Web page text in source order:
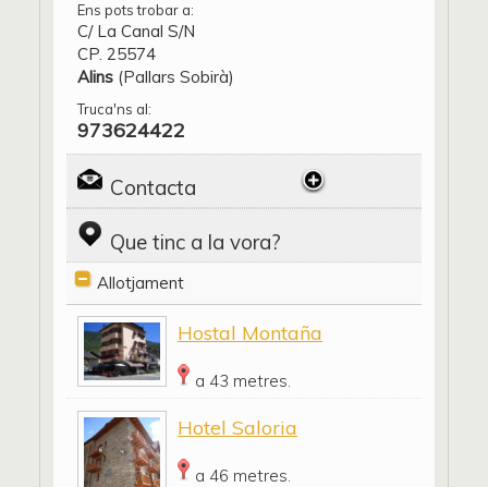
Ens pots trobar a:
C/ La Canal S/N
CP. 25574
Alins (Pallars Sobirà)
Truca'ns al:
973624422
Contacta
Que tinc a la vora?
Allotjament
Hostal Montaña
a 43 metres.
Hotel Saloria
a 46 metres.